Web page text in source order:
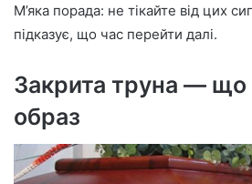
М’яка порада: не тікайте від цих
підказує, що час перейти далі.
Закрита труна — що
образ